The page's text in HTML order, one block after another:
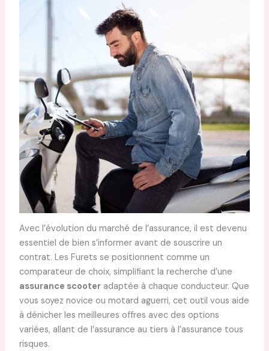
Avec l’évolution du marché de l’assurance, il est devenu
essentiel de bien s’informer avant de souscrire un
contrat. Les Furets se positionnent comme un
comparateur de choix, simplifiant la recherche d’une
assurance scooteradaptée à chaque conducteur. Que
vous soyez novice ou motard aguerri, cet outil vous aide
à dénicher les meilleures offres avec des options
variées, allant de l’assurance au tiers à l’assurance tous
risques.